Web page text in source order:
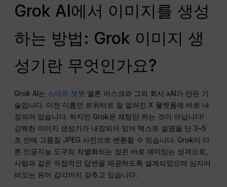
Grok AI에서 이미지를 생성
하는 방법: Grok 이미지 생
성기란 무엇인가요?
Grok AI는 스마트 챗봇 엘론 머스크와 그의 회사 xAI가 만든 기
술입니다. 이전 이름인 트위터로 잘 알려진 X 플랫폼에 바로 내
장되어 있습니다. 하지만 Grok은 채팅만 하는 것이 아닙니다!
강력한 이미지 생성기가 내장되어 있어 텍스트 설명을 단 3~5
초 만에 고품질 JPEG 사진으로 변환할 수 있습니다. Grok이 다
른 인공지능 도구와 차별화되는 점은 바로 재미있는 성격으로,
사람과 같은 직접적인 답변을 제공하도록 설계되었으며 심지어
비꼬는 유머 감각까지 갖추고 있습니다.